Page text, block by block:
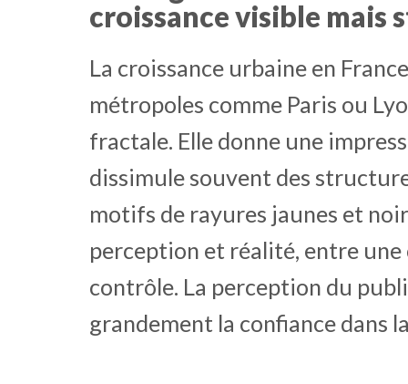
croissance visible mais
La croissance urbaine en
métropoles comme Paris ou
fractale. Elle donne une
dissimule souvent des
motifs de rayures jaunes et
perception et réalité, entre
contrôle. La perception du
grandement la confiance dans